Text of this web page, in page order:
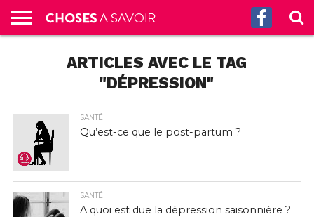
CULTURE
SCIENCES
HISTOIRE
ÉCONOMIE
INCROYABLE
S’ABONNER
CONTACT
PROPOSARTICLES AVEC LE TAG
"DÉPRESSION"
SANTÉ
Qu’est-ce que le post-partum ?
SANTÉ
A quoi est due la dépression saisonnière ?